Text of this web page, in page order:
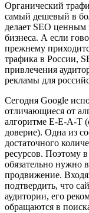
Органический
самый дешевый в
делает SEO ценным
бизнеса. А если
прежнему
трафика в России,
привлечения
рекламы для
Сегодня Google
отличающиеся от
алгоритме E-E-A-T
доверие). Одна из
достаточного
ресурсов. Поэтому
обязательно нужно
продвижение.
подтвердить, что
аудитории, его
обращаются в